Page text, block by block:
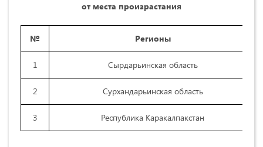
от места произрастания
№ Регионы
1 Сырдарьинская область
2 Сурхандарьинская область
3 Республика Каракалпакстан